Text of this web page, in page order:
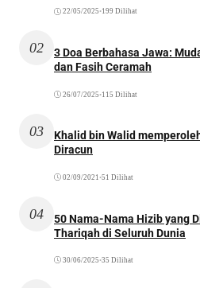
22/05/2025 •199 Dilihat
02
3 Doa Berbahasa Jawa:
dan Fasih Ceramah
26/07/2025 •115 Dilihat
03
Khalid bin Walid
Diracun
02/09/2021 •51 Dilihat
04
50 Nama-Nama Hizib yang
Thariqah di Seluruh Dunia
30/06/2025 •35 Dilihat